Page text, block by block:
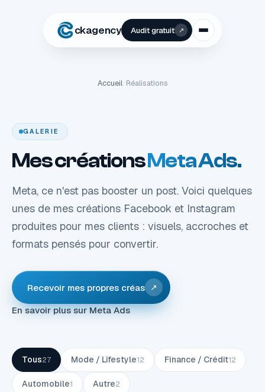
ckagency Audit gratuit ↗
Accueil/ Réalisations
GALERIE
Mes créationsMeta Ads.
Meta, ce n'est pas booster un post. Voici quelques
unes de mes créations Facebook et Instagram
produites pour mes clients : visuels, accroches et
formats pensés pour convertir.
Recevoir mes propres créas ↗
En savoir plus sur Meta Ads
Tous27 Mode / Lifestyle12 Finance / Crédit12
Automobile1 Autre2